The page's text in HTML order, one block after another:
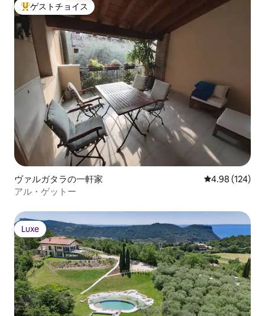
大好評のゲストチョイスです。
ゲストチョイス
ヴァルガタラの一軒家 レビュー124
4.98 (124)
アル・ゲットー
Luxe
Luxe